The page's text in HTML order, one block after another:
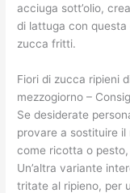
acciuga sott’olio,
di lattuga con
zucca fritti.
Fiori di zucca ripieni
mezzogiorno –
Se desiderate
provare a sostituire
come ricotta o
Un’altra variante
tritate al ripieno, per